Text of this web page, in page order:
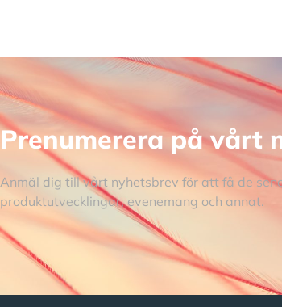
Prenumerera på vårt
Anmäl dig till vårt nyhetsbrev för att få de
produktutvecklingar, evenemang och annat.